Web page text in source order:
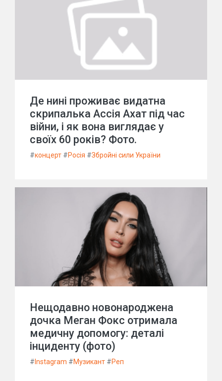
Де нині проживає видатна
скрипалька Ассія Ахат під час
війни, і як вона виглядає у
своїх 60 років? Фото.
#концерт #Росія #Збройні сили України
Нещодавно новонароджена
дочка Меган Фокс отримала
медичну допомогу: деталі
інциденту (фото)
# Instagram #Музикант #Реп